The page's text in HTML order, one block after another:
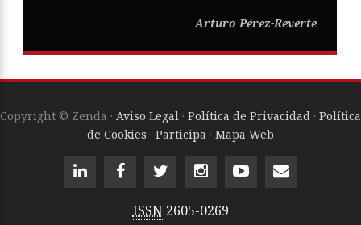
Arturo Pérez-Reverte
Copyright © Zenda · Aviso Legal · Política de Privacidad · Política
de Cookies · Participa · Mapa Web
ISSN 2605-0269